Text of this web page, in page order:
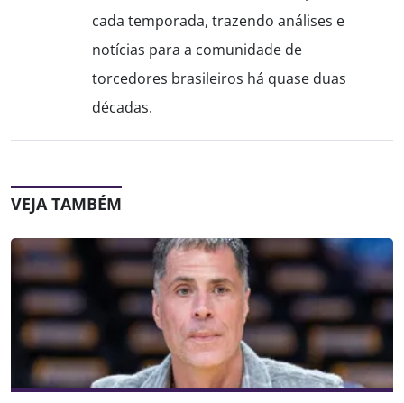
cada temporada, trazendo análises e
notícias para a comunidade de
torcedores brasileiros há quase duas
décadas.
VEJA TAMBÉM